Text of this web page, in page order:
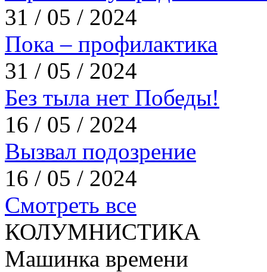
31 / 05 / 2024
Пока – профилактика
31 / 05 / 2024
Без тыла нет Победы!
16 / 05 / 2024
Вызвал подозрение
16 / 05 / 2024
Смотреть все
КОЛУМНИСТИКА
Машинка времени